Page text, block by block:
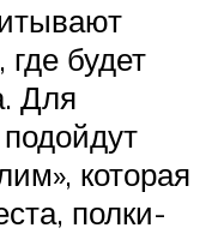
будет
Для
которая
полки-